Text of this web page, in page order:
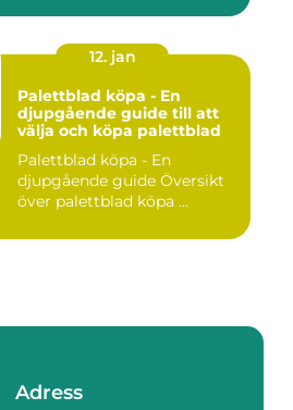
12. jan
Palettblad köpa - En
djupgående guide till att
välja och köpa palettblad
Palettblad köpa - En
djupgående guide Översikt
över palettblad köpa ...
Adress